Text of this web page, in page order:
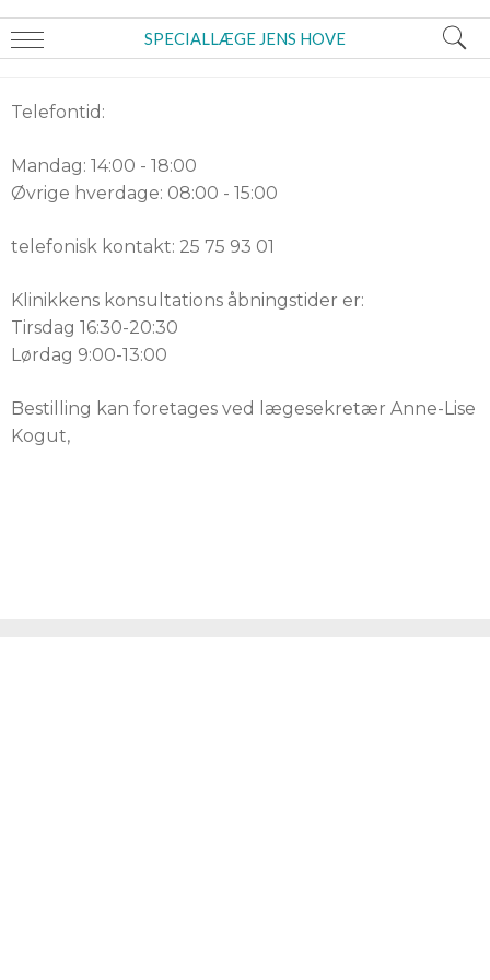
SPECIALLÆGE JENS HOVE
Telefontid:
Mandag: 14:00 - 18:00
Øvrige hverdage: 08:00 - 15:00
telefonisk kontakt: 25 75 93 01
Klinikkens konsultations åbningstider er:
Tirsdag 16:30-20:30
Lørdag 9:00-13:00
Bestilling kan foretages ved lægesekretær Anne-Lise
Kogut,